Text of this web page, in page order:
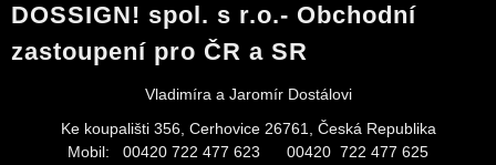
DOSSIGN! spol. s r.o.- Obchodní
zastoupení pro ČR a SR
Vladimíra a Jaromír Dostálovi
Ke koupališti 356, Cerhovice 26761, Česká Republika
Mobil: 00420 722 477 623 00420 722 477 625